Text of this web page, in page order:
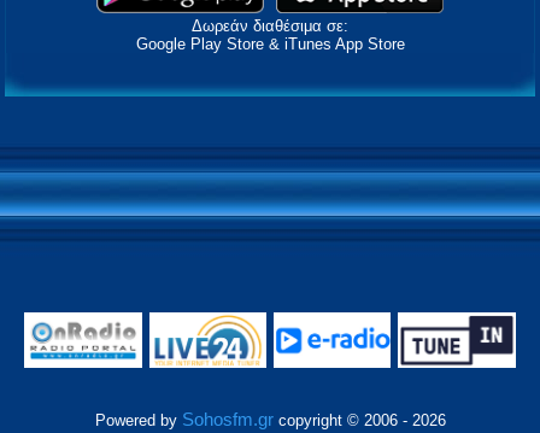
Δωρεάν διαθέσιμα σε:
Google Play Store & iTunes App Store
Powered by Sohosfm.grcopyright © 2006 - 2026